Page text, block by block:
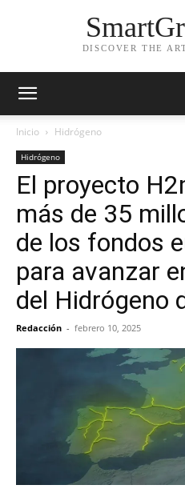
DISCOVER THE
Inicio Hidrógeno
Hidrógeno
El proyecto
más de 35
de los fondos
para avanzar
del Hidrógeno
Redacción - febrero 10, 2025